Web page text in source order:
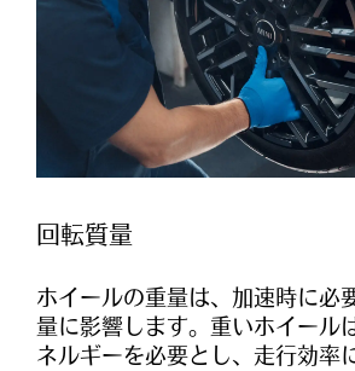
回転質量
ホイールの重量は、加速時に必
量に影響します。重いホイール
ネルギーを必要とし、走行効率